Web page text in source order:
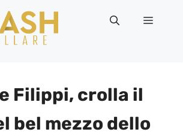
Menu
Filippi, crolla il
bel mezzo dello